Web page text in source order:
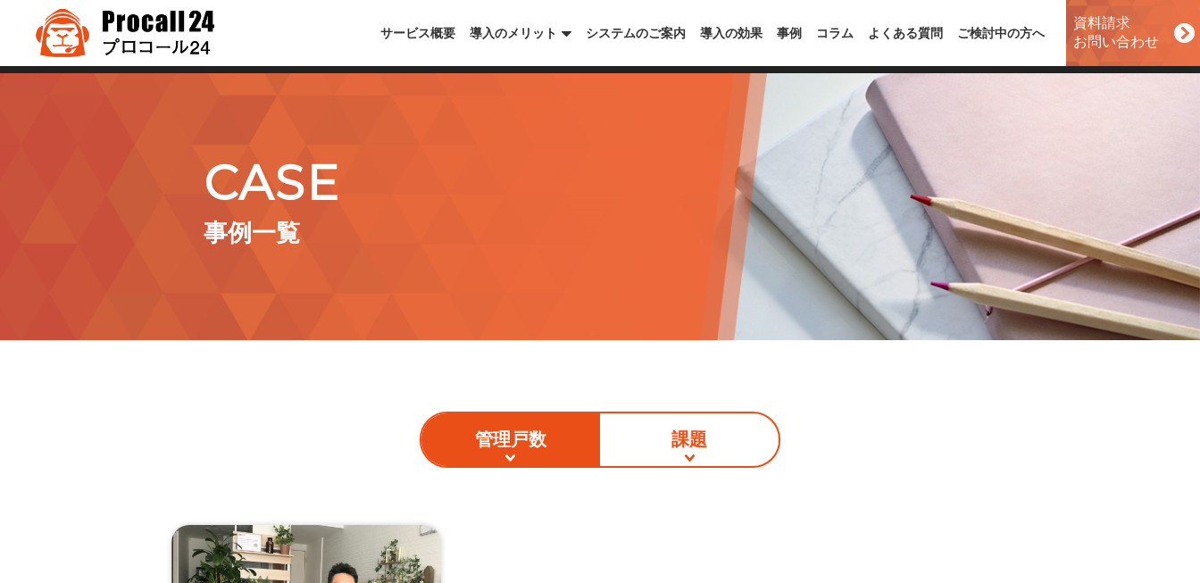
サービス概要 導入のメリット システムのご案内 導入の効果 事例 コラム よくある質問 ご検討中の方へ
資料請求
お問い合わせ
CASE
事例一覧
管理戸数 課題